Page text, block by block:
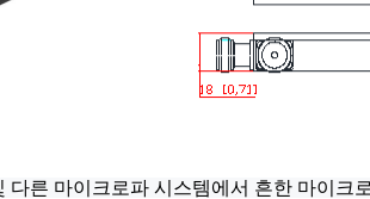
다른 마이크로파 시스템에서 흔한 마이크